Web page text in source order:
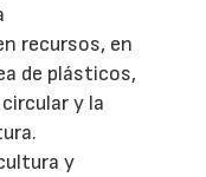
recursos, en
de plásticos,
y la
y